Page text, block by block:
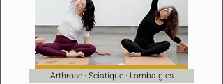
Arthrose · Sciatique · Lombalgies